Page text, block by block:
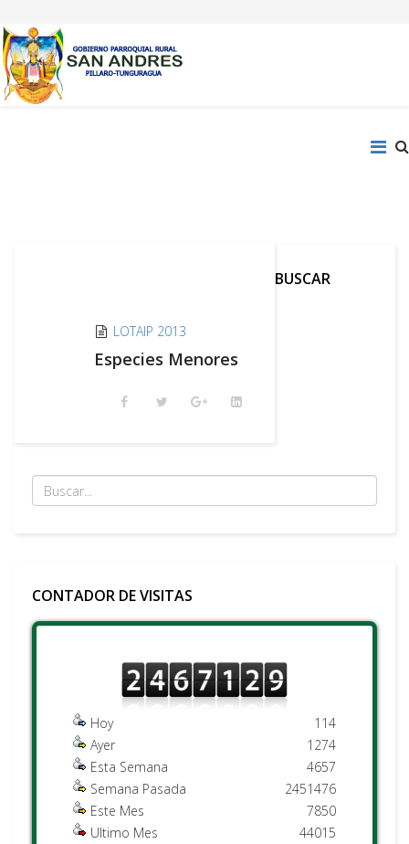
LOTAIP 2013
Especies Menores
BUSCAR
CONTADOR DE VISITAS
Hoy
Ayer
Esta Semana
Semana Pasada
Este Mes
Ultimo Mes
114
1274
4657
2451476
7850
44015